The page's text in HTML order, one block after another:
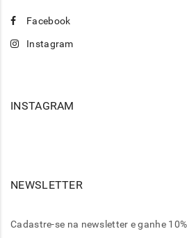
Facebook
Instagram
INSTAGRAM
NEWSLETTER
Cadastre-se na newsletter e ganhe